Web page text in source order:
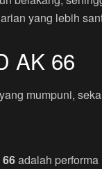
yang lebih
AK 66
mumpuni,
adalah